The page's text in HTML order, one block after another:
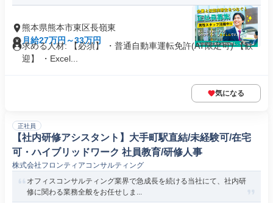
熊本県熊本市東区長嶺東
月給27万円～33万円
求める人材: 【必須】 ・普通自動車運転免許(AT限定可) 【歓
迎】 ・Excel...
気になる
正社員
【社内研修アシスタント】大手町駅直結/未経験可/在宅
可・ハイブリッドワーク 社員教育/研修人事
株式会社フロンティアコンサルティング
オフィスコンサルティング業界で急成長を続ける当社にて、社内研
修に関わる業務全般をお任せしま...